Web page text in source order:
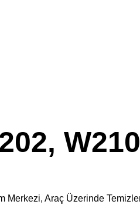
Merkezi, Araç Üzerinde